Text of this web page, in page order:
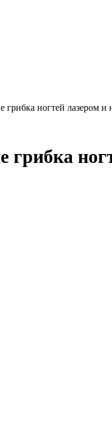
грибка ногтей лазером и
грибка